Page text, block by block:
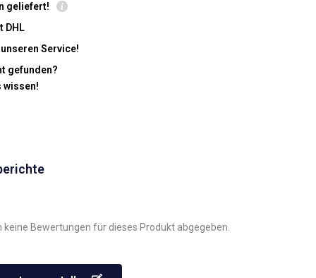
geliefert!
DHL
Service!
gefunden?
wissen!
keine Bewertungen für dieses Produkt abgegeben.